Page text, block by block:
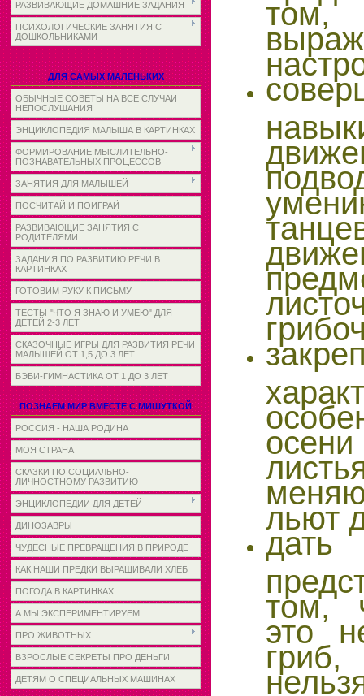
РАЗВИВАЮЩИЕ ДОМАШНИЕ ЗАДАНИЯ
ПСИХОЛОГИЧЕСКИЕ ЗАНЯТИЯ С
ДОШКОЛЬНИКАМИ
ДЛЯ САМЫХ МАЛЕНЬКИХ
ОБЫЧНЫЕ СОВЕТЫ НА ВСЕ СЛУЧАИ
НЕПОСЛУШАНИЯ
ЭНЦИКЛОПЕДИЯ МАЛЫША В КАРТИНКАХ
ФОРМИРОВАНИЕ МЫСЛИТЕЛЬНО-
ПОЗНАВАТЕЛЬНЫХ ПРОЦЕССОВ
ЗАНЯТИЯ ДЛЯ МАЛЫШЕЙ
ПОСЧИТАЙ И ПОИГРАЙ
РАЗВИВАЮЩИЕ ЗАНЯТИЯ С
РОДИТЕЛЯМИ
ЗАДАНИЯ ПО РАЗВИТИЮ РЕЧИ В
КАРТИНКАХ
ГОТОВИМ РУКУ К ПИСЬМУ
ТЕСТЫ "ЧТО Я ЗНАЮ И УМЕЮ" ДЛЯ
ДЕТЕЙ 2-3 ЛЕТ
СКАЗОЧНЫЕ ИГРЫ ДЛЯ РАЗВИТИЯ РЕЧИ
МАЛЫШЕЙ ОТ 1,5 ДО 3 ЛЕТ
БЭБИ-ГИМНАСТИКА ОТ 1 ДО 3 ЛЕТ
ПОЗНАЕМ МИР ВМЕСТЕ С МИШУТКОЙ
РОССИЯ - НАША РОДИНА
МОЯ СТРАНА
СКАЗКИ ПО СОЦИАЛЬНО-
ЛИЧНОСТНОМУ РАЗВИТИЮ
ЭНЦИКЛОПЕДИИ ДЛЯ ДЕТЕЙ
ДИНОЗАВРЫ
ЧУДЕСНЫЕ ПРЕВРАЩЕНИЯ В ПРИРОДЕ
КАК НАШИ ПРЕДКИ ВЫРАЩИВАЛИ ХЛЕБ
ПОГОДА В КАРТИНКАХ
А МЫ ЭКСПЕРИМЕНТИРУЕМ
ПРО ЖИВОТНЫХ
ВЗРОСЛЫЕ СЕКРЕТЫ ПРО ДЕНЬГИ
ДЕТЯМ О СПЕЦИАЛЬНЫХ МАШИНАХ
том,
льют
дать
том,
это